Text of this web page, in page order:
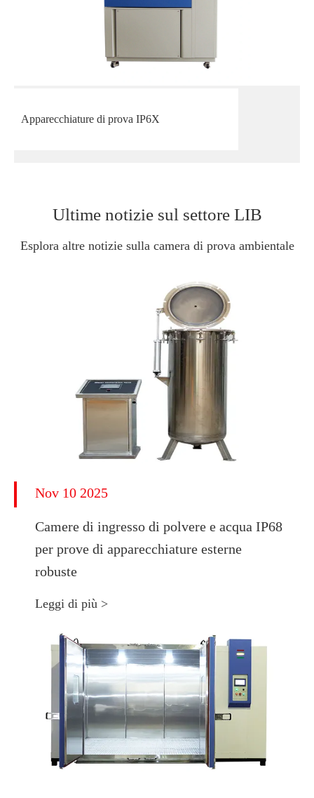
Apparecchiature di prova IP6X
Ultime notizie sul settore LIB
Esplora altre notizie sulla camera di prova ambientale
Nov 10 2025
Camere di ingresso di polvere e acqua IP68
per prove di apparecchiature esterne
robuste
Leggi di più >